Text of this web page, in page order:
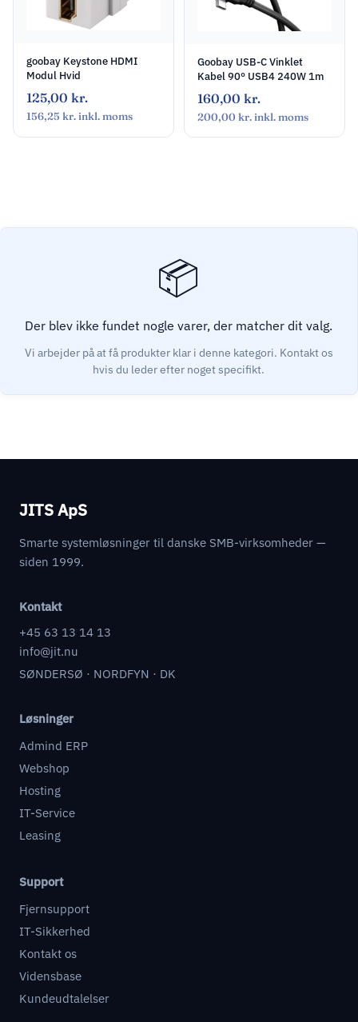
goobay Keystone HDMI
Modul Hvid
125,00 kr.
156,25 kr.inkl. moms
Goobay USB-C Vinklet
Kabel 90° USB4 240W 1m
160,00 kr.
200,00 kr.inkl. moms
Der blev ikke fundet nogle varer, der matcher dit valg.
JITS ApS
Smarte systemløsninger til danske SMB-virksomheder —
siden 1999.
Kontakt
+45 63 13 14 13
info@jit.nu
SØNDERSØ · NORDFYN · DK
Løsninger
Admind ERP
Webshop
Hosting
IT-Service
Leasing
Support
Fjernsupport
IT-Sikkerhed
Kontakt os
Vidensbase
Kundeudtalelser